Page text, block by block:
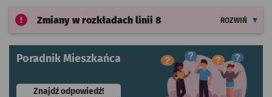
Zmiany w rozkładach linii 8 ROZWIŃ
Poradnik Mieszkańca
Znajdź odpowiedź!- otworzy się w nowej karcie